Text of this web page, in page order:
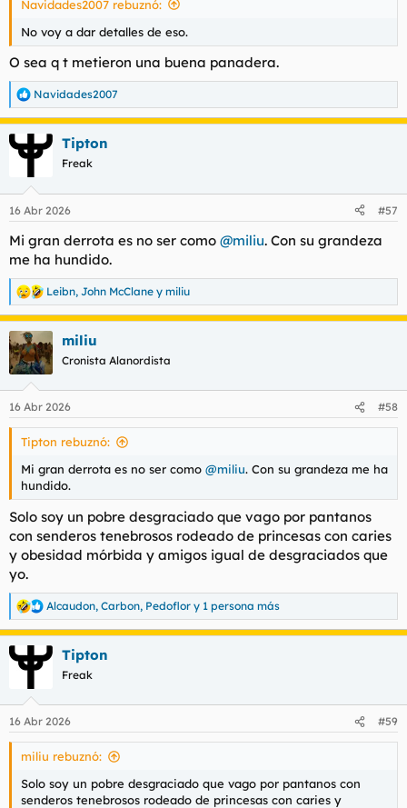
Navidades2007 rebuznó:
No voy a dar detalles de eso.
O sea q t metieron una buena panadera.
R
e
a
c
c
e
:
Navidades2007
Tipton
Freak
16 Abr 2026 #57
Mi gran derrota es no ser como @miliu. Con su grandeza
me ha hundido.
R
e
a
c
c
i
e
s
Leibn, John McClane y miliu
miliu
Cronista Alanordista
16 Abr 2026 #58
Tipton rebuznó:
Mi gran derrota es no ser como @miliu. Con su grandeza me ha
hundido.
Solo soy un pobre desgraciado que vago por pantanos
con senderos tenebrosos rodeado de princesas con caries
y obesidad mórbida y amigos igual de desgraciados que
yo.
R
e
a
c
c
e
s
Alcaudon, Carbon, Pedoflor y 1 persona más
Tipton
Freak
16 Abr 2026 #59
miliu rebuznó:
Solo soy un pobre desgraciado que vago por pantanos con
senderos tenebrosos rodeado de princesas con caries y